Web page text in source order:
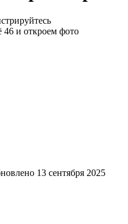
46 и откроем фото
13 сентября 2025